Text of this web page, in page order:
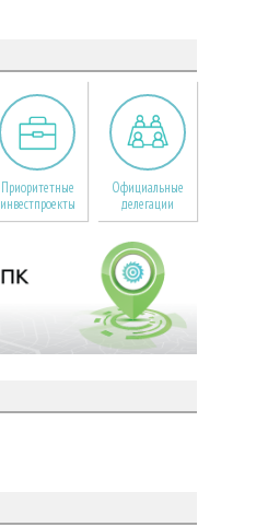
Приоритетные
инвестпроекты
Официальные
делегации